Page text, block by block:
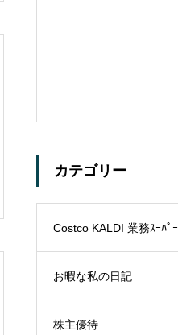
カテゴリー
Costco KALDI 業務ｽｰﾊﾟｰ
お暇な私の日記
株主優待